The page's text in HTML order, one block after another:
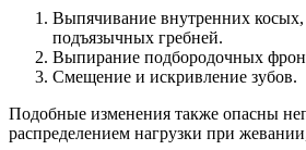
Выпячивание внутренних
подъязычных гребней.
Выпирание подбородочных
Смещение и искривление зубов.
Подобные изменения также опасны
распределением нагрузки при